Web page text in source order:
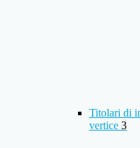
Titolari di
vertice 3